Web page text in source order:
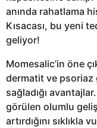
anında rahatlama
Kısacası, bu yeni
geliyor!
Momesalic’in öne
dermatit ve psoriaz
sağladığı
görülen olumlu
artırdığını